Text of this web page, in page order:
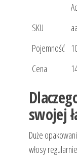
SKU
Pojemność
Cena
swojej
Duże
włosy